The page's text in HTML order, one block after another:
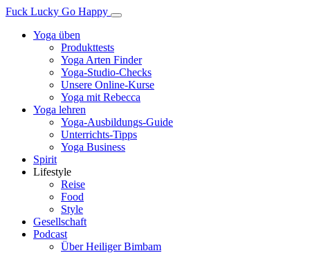
Fuck Lucky Go Happy
Yoga üben
Produkttests
Yoga Arten Finder
Yoga-Studio-Checks
Unsere Online-Kurse
Yoga mit Rebecca
Yoga lehren
Yoga-Ausbildungs-Guide
Unterrichts-Tipps
Yoga Business
Spirit
Lifestyle
Reise
Food
Style
Gesellschaft
Podcast
Über Heiliger Bimbam